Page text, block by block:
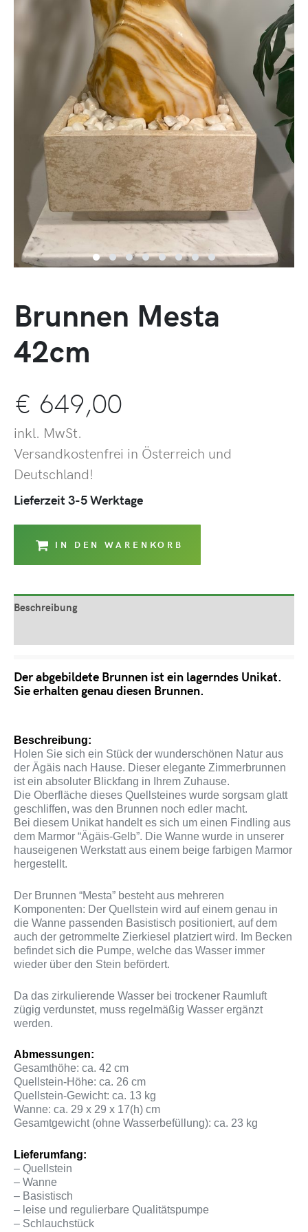
Brunnen Mesta
42cm
€ 649,00
inkl. MwSt.
Versandkostenfrei in Österreich und
Deutschland!
Lieferzeit 3-5 Werktage
IN DEN WARENKORB
Beschreibung
Der abgebildete Brunnen ist ein lagerndes Unikat.
Sie erhalten genau diesen Brunnen.
Beschreibung:
Holen Sie sich ein Stück der wunderschönen Natur aus
der Ägäis nach Hause. Dieser elegante Zimmerbrunnen
ist ein absoluter Blickfang in Ihrem Zuhause.
Die Oberfläche dieses Quellsteines wurde sorgsam glatt
geschliffen, was den Brunnen noch edler macht.
Bei diesem Unikat handelt es sich um einen Findling aus
dem Marmor “Ägäis-Gelb”. Die Wanne wurde in unserer
hauseigenen Werkstatt aus einem beige farbigen Marmor
hergestellt.
Der Brunnen “Mesta” besteht aus mehreren
Komponenten: Der Quellstein wird auf einem genau in
die Wanne passenden Basistisch positioniert, auf dem
auch der getrommelte Zierkiesel platziert wird. Im Becken
befindet sich die Pumpe, welche das Wasser immer
wieder über den Stein befördert.
Da das zirkulierende Wasser bei trockener Raumluft
zügig verdunstet, muss regelmäßig Wasser ergänzt
werden.
Abmessungen:
Gesamthöhe: ca. 42 cm
Quellstein-Höhe: ca. 26 cm
Quellstein-Gewicht: ca. 13 kg
Wanne: ca. 29 x 29 x 17(h) cm
Gesamtgewicht (ohne Wasserbefüllung): ca. 23 kg
Lieferumfang:
– Quellstein
– Wanne
– Basistisch
– leise und regulierbare Qualitätspumpe
– Schlauchstück